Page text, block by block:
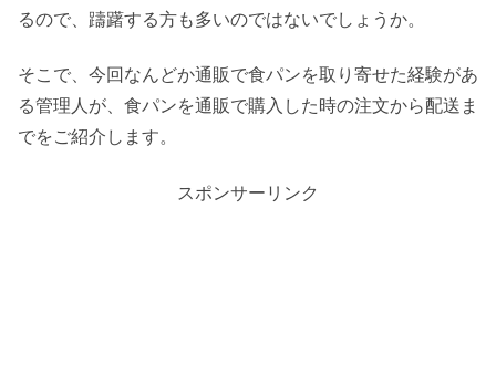
るので、躊躇する方も多いのではないでしょうか。
そこで、今回なんどか通販で食パンを取り寄せた経験があ
る管理人が、食パンを通販で購入した時の注文から配送ま
でをご紹介します。
スポンサーリンク